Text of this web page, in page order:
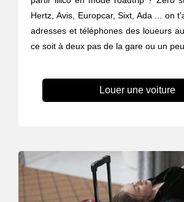
Hertz, Avis, Europcar, Sixt, Ada ... on
adresses et téléphones des loueurs
ce soit à deux pas de la gare ou un
Louer une voiture